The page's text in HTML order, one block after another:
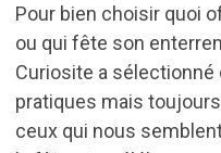
Pour bien choisir quoi
ou qui fête son
Curiosite a sélectionné
pratiques mais
ceux qui nous